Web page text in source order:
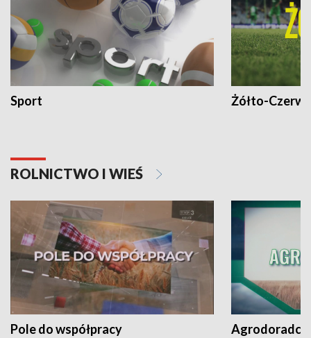
Sport Żółto-
ROLNICTWO I WIEŚ
Pole do współpracy Agrodoradcy